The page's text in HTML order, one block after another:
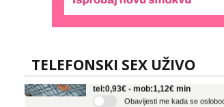
TELEFONSKI SEX UŽIVO
Tel:064/677-677- Kod: #136
Obavijesti me kada se oslobodi